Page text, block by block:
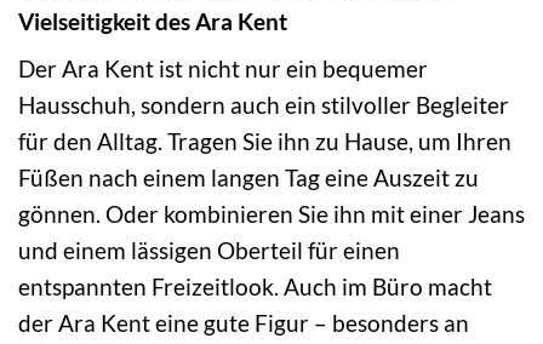
Vielseitigkeit des Ara Kent
Der Ara Kent ist nicht nur ein bequemer
Hausschuh, sondern auch ein stilvoller Begleiter
für den Alltag. Tragen Sie ihn zu Hause, um Ihren
Füßen nach einem langen Tag eine Auszeit zu
gönnen. Oder kombinieren Sie ihn mit einer Jeans
und einem lässigen Oberteil für einen
entspannten Freizeitlook. Auch im Büro macht
der Ara Kent eine gute Figur – besonders an